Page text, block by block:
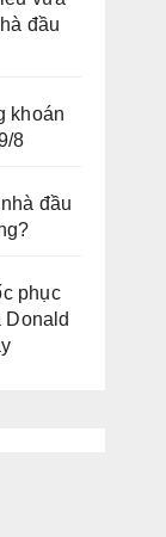
đầu
khoán
8
đầu
phục
Donald